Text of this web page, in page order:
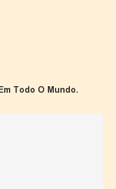
Todo O Mundo.